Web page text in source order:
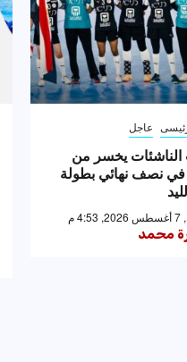
عاجل
يخسر من
في نصف نهائي بطولة
م
محمد